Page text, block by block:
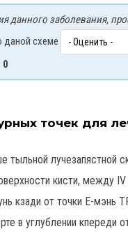
данного заболевания,
даной схеме
0
точек для
тыльной лучезапястной
кисти, между
кзади от точки Е-мэнь
в углублении кпереди